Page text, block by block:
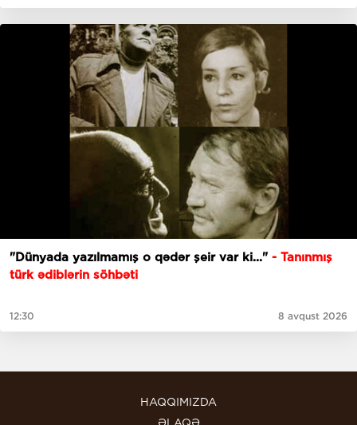
"Dünyada yazılmamış o qədər şeir var ki..." - Tanınmış
türk ədiblərin söhbəti
12:30 8 avqust 2026
HAQQIMIZDA